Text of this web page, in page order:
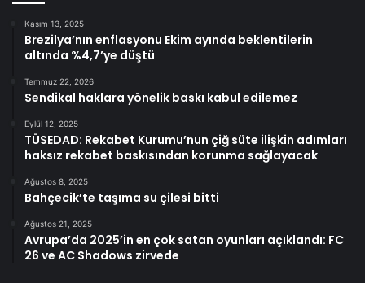
Kasım 13, 2025
Brezilya’nın enflasyonu Ekim ayında beklentilerin
altında %4,7’ye düştü
Temmuz 22, 2026
Sendikal haklara yönelik baskı kabul edilemez
Eylül 12, 2025
TÜSEDAD: Rekabet Kurumu’nun çiğ süte ilişkin adımları
haksız rekabet baskısından korunma sağlayacak
Ağustos 8, 2025
Bahçecik’te taşıma su çilesi bitti
Ağustos 21, 2025
Avrupa’da 2025’in en çok satan oyunları açıklandı: FC
26 ve AC Shadows zirvede